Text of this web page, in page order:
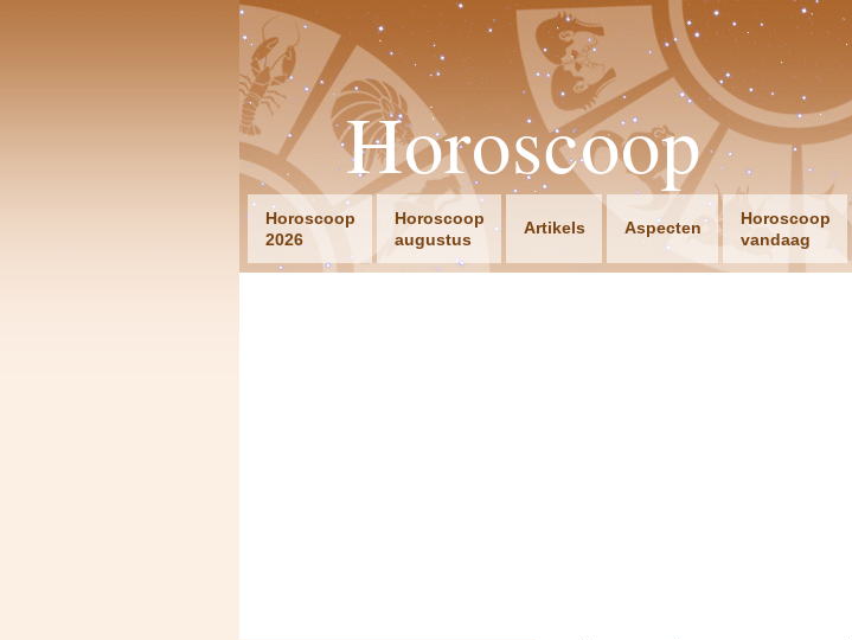
Horoscoop
Horoscoop
2026
Horoscoop
augustus
Artikels Aspecten
Horoscoop
vandaag